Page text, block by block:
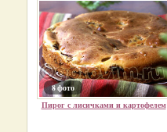
8 фото
Пирог с лисичками и картофелем